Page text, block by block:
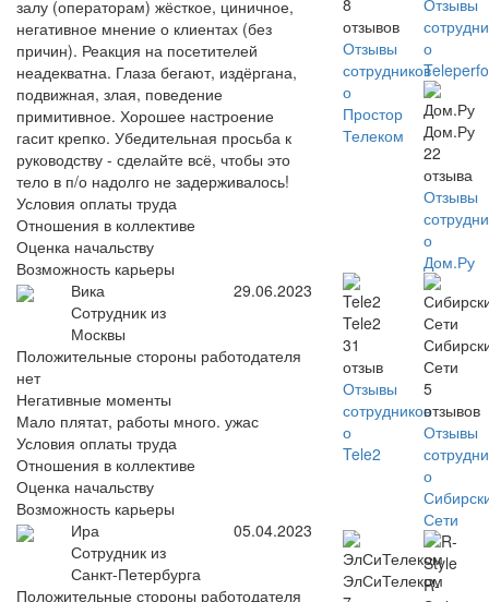
залу (операторам) жёсткое, циничное,
негативное мнение о клиентах (без
причин). Реакция на посетителей
неадекватна. Глаза бегают, издёргана,
подвижная, злая, поведение
примитивное. Хорошее настроение
гасит крепко. Убедительная просьба к
руководству - сделайте всё, чтобы это
тело в п/о надолго не задерживалось!
Условия оплаты труда
Отношения в коллективе
Оценка начальству
Возможность карьеры
Вика
Сотрудник из
Москвы
29.06.2023
Положительные стороны работодателя
нет
Негативные моменты
Мало плятат, работы много. ужас
Условия оплаты труда
Отношения в коллективе
Оценка начальству
Возможность карьеры
Ира
Сотрудник из
Санкт-Петербурга
05.04.2023
Положительные стороны работодателя
8
отзывов
Отзывы
сотрудников
о
Простор
Телеком
Отзывы
о
Дом.Ру
22
отзыва
Отзывы
о
Дом.Ру
Tele2
31
отзыв
Отзывы
сотрудников
о
Tele2
Сети
5
отзывов
Отзывы
о
Сети
ЭлСиТелеком
R-